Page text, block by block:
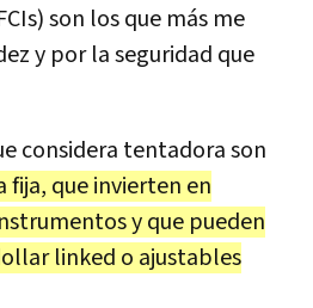
son los que más me
y por la seguridad que
considera tentadora son
fija, que invierten en
y que pueden
linked o ajustables